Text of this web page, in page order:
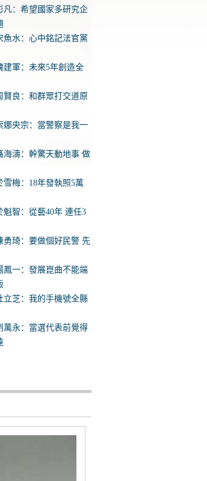
凡：希望國家多研究企
魚水：心中銘記法官黨
建軍：未來5年創造全
賢良：和群眾打交道原
娜央宗：當警察是我一
海濤：幹驚天動地事 做
雪梅：18年發執照5萬
魁智：從藝40年 連任3
勇琦：要做個好民警 先
鳳一：發展崑曲不能端
立芝：我的手機號全縣
萬永：當選代表前覺得